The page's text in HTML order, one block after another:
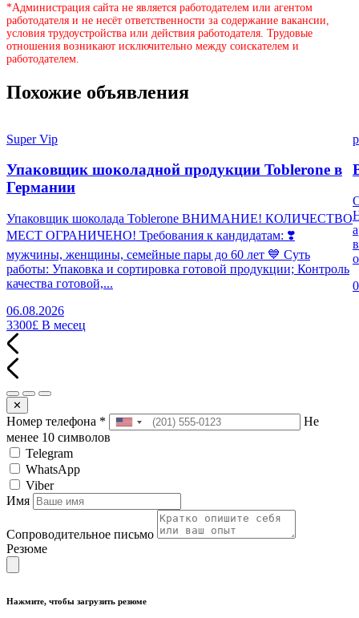
*Администрация сайта не является работодателем или агентом
работодателя и не несёт ответственности за содержание вакансии,
условия трудоустройства или действия работодателя. Трудовые
отношения возникают исключительно между соискателем и
работодателем.
Похожие объявления
Super Vip
Упаковщик шоколадной продукции Toblerone в
Германии
Упаковщик шоколада Toblerone ВНИМАНИЕ! КОЛИЧЕСТВО
МЕСТ ОГРАНИЧЕНО! Требования к кандидатам: ❣️
мужчины, женщины, семейные пары до 60 лет 💙 Суть
работы: Упаковка и сортировка готовой продукции; Контроль
качества готовой,...
06.08.2026
3300£ В месец
✕
Номер телефона *
Не
менее 10 символов
Telegram
WhatsApp
Viber
Имя
Сопроводительное письмо
Резюме
Нажмите, чтобы загрузить резюме